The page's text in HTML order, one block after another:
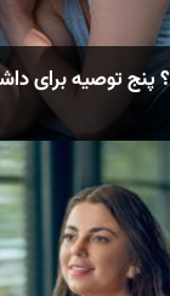
پنج توصیه برای